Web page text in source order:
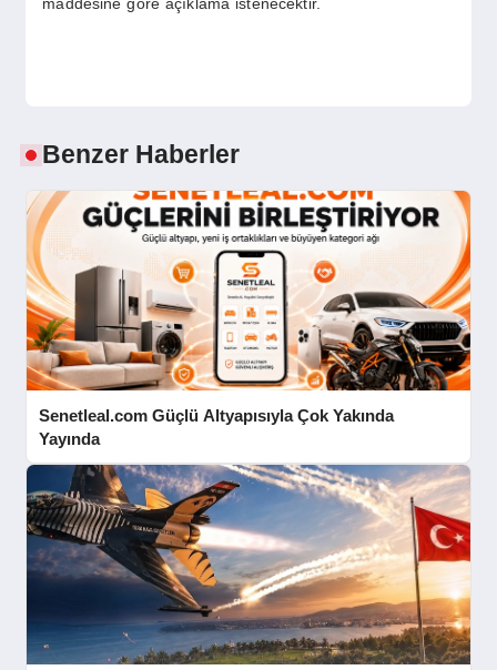
Benzer Haberler
Senetleal.com Güçlü Altyapısıyla Çok Yakında
Yayında